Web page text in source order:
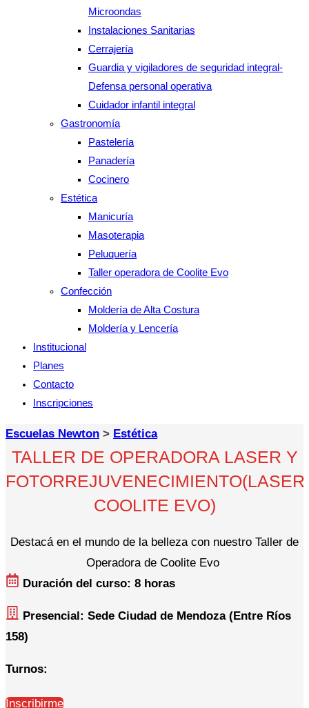
Microondas
Instalaciones Sanitarias
Cerrajería
Guardia y vigiladores de seguridad integral-
Defensa personal operativa
Cuidador infantil integral
Gastronomía
Pastelería
Panadería
Cocinero
Estética
Manicuría
Masoterapia
Peluquería
Taller operadora de Coolite Evo
Confección
Moldería de Alta Costura
Moldería y Lencería
Institucional
Planes
Contacto
Inscripciones
Escuelas Newton > Estética
TALLER DE OPERADORA LASER Y
FOTORREJUVENECIMIENTO(LASER
COOLITE EVO)
Destacá en el mundo de la belleza con nuestro Taller de
Operadora de Coolite Evo
Duración del curso: 8 horas
Presencial: Sede Ciudad de Mendoza (Entre Ríos
158)
Turnos:
Inscribirme